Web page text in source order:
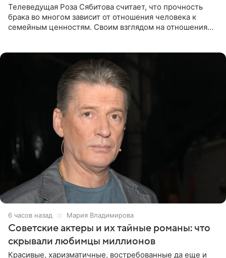
Телеведущая Роза Сябитова считает, что прочность
брака во многом зависит от отношения человека к
семейным ценностям. Своим взглядом на отношения
6 часов назад Мария Владимирова
Советские актеры и их тайные романы: что
скрывали любимцы миллионов
Красивые, харизматичные, востребованные да еще и